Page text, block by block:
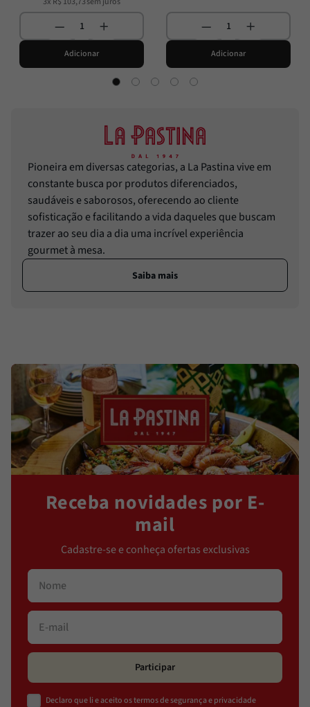
Adicionar Adicionar
Pioneira em diversas categorias, a La Pastina vive em
constante busca por produtos diferenciados,
saudáveis e saborosos, oferecendo ao cliente
sofisticação e facilitando a vida daqueles que buscam
trazer ao seu dia a dia uma incrível experiência
gourmet à mesa.
Saiba mais
Receba novidades por E-
mail
Cadastre-se e conheça ofertas exclusivas
Participar
Declaro que li e aceito os termos de segurança e privacidade